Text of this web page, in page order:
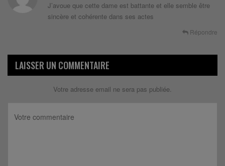
J’avoue que cette dame est battante et elle semble être
sincère et cohérente dans ses actes
Répondre
LAISSER UN COMMENTAIRE
Votre adresse email ne sera pas publiée.